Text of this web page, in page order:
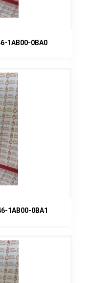
1AB00-0BA0
1AB00-0BA1